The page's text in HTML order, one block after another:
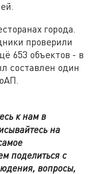
города.
проверили
653 объектов - в
составлен один
к нам в
на
поделиться с
вопросы,